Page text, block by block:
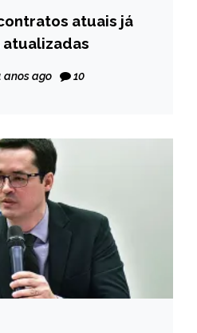
atuais já
atualizadas
anos ago 10